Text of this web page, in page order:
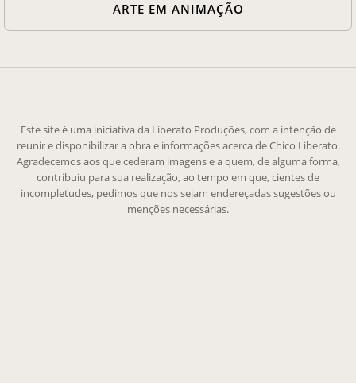
ARTE EM ANIMAÇÃO
Este site é uma iniciativa da Liberato Produções, com a intenção de
reunir e disponibilizar a obra e informações acerca de Chico Liberato.
Agradecemos aos que cederam imagens e a quem, de alguma forma,
contribuiu para sua realização, ao tempo em que, cientes de
incompletudes, pedimos que nos sejam endereçadas sugestões ou
menções necessárias.